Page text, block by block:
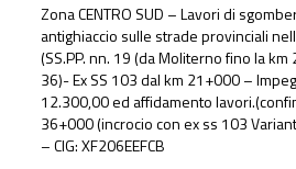
Zona CENTRO SUD – Lavori di
antighiaccio sulle strade provinciali
(SS.PP. nn. 19 (da Moliterno fino la
36)- Ex SS 103 dal km 21+000 –
12.300,00 ed affidamento
36+000 (incrocio con ex ss 103
– CIG: XF206EEFCB